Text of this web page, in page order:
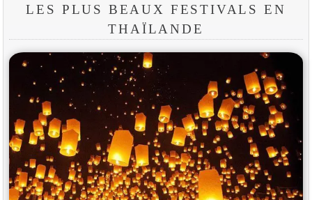
LES PLUS BEAUX FESTIVALS EN
THAÏLANDE